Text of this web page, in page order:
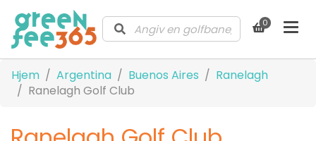
0
Hjem Argentina Buenos Aires
Ranelagh
Ranelagh Golf Club